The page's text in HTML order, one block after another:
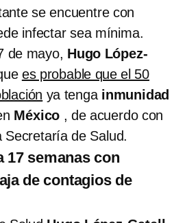
se encuentre con
infectar sea mínima.
de mayo, Hugo López-
es probable que el 50
ya tenga inmunidad
México , de acuerdo con
Secretaría de Salud.
17 semanas con
de contagios de